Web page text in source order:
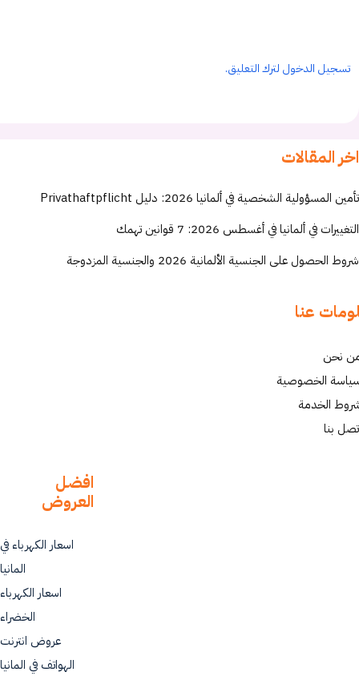
تسجيل الدخول لترك التعليق.
اخر المقالات
تأمين المسؤولية الشخصية في ألمانيا 2026: دليل Privathaftpflicht
التغييرات في ألمانيا في أغسطس 2026: 7 قوانين تهمك
شروط الحصول على الجنسية الألمانية 2026 والجنسية المزدوجة
عنا
نحن
الخصوصية
الخدمة
بنا
افضل
العروض
اسعار الكهرباء في
المانيا
اسعار الكهرباء
الخضراء
عروض انترنت
الهواتف في المانيا